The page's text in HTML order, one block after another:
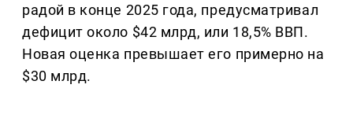
радой в конце 2025 года, предусматривал
дефицит около $42 млрд, или 18,5% ВВП.
Новая оценка превышает его примерно на
$30 млрд.